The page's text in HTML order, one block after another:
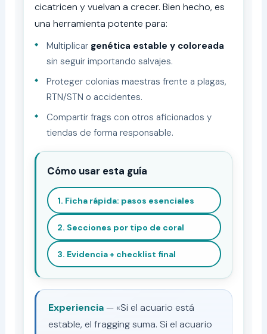
cicatricen y vuelvan a crecer. Bien hecho, es
una herramienta potente para:
Multiplicar genética estable y coloreada
sin seguir importando salvajes.
Proteger colonias maestras frente a plagas,
RTN/STN o accidentes.
Compartir frags con otros aficionados y
tiendas de forma responsable.
Cómo usar esta guía
1. Ficha rápida: pasos esenciales
2. Secciones por tipo de coral
3. Evidencia + checklist final
Experiencia— «Si el acuario está
estable, el fragging suma. Si el acuario